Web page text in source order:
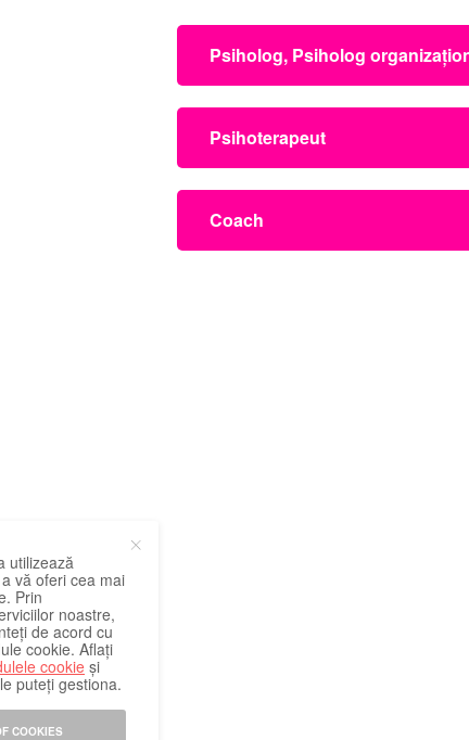
Psiholog, Psiholog
2009 Colegiul Psihologilor din
Psihologia Muncii și
Securităţii Naţionale; Masterat
Psihologia Muncii,
2016
Psihoterapeut
Psihoterapie Integrativă
Coach
utilizează
vă oferi cea mai
Prin
noastre,
de acord cu
cookie. Aflați
cookie și
puteți gestiona.
COOKIES